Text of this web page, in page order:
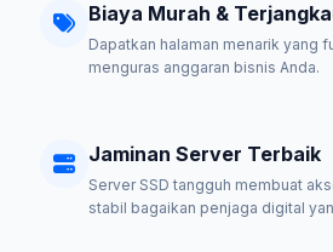
Biaya Murah &
Dapatkan halaman menarik yang
menguras anggaran bisnis Anda.
Jaminan Server Terbaik
Server SSD tangguh membuat
stabil bagaikan penjaga digital